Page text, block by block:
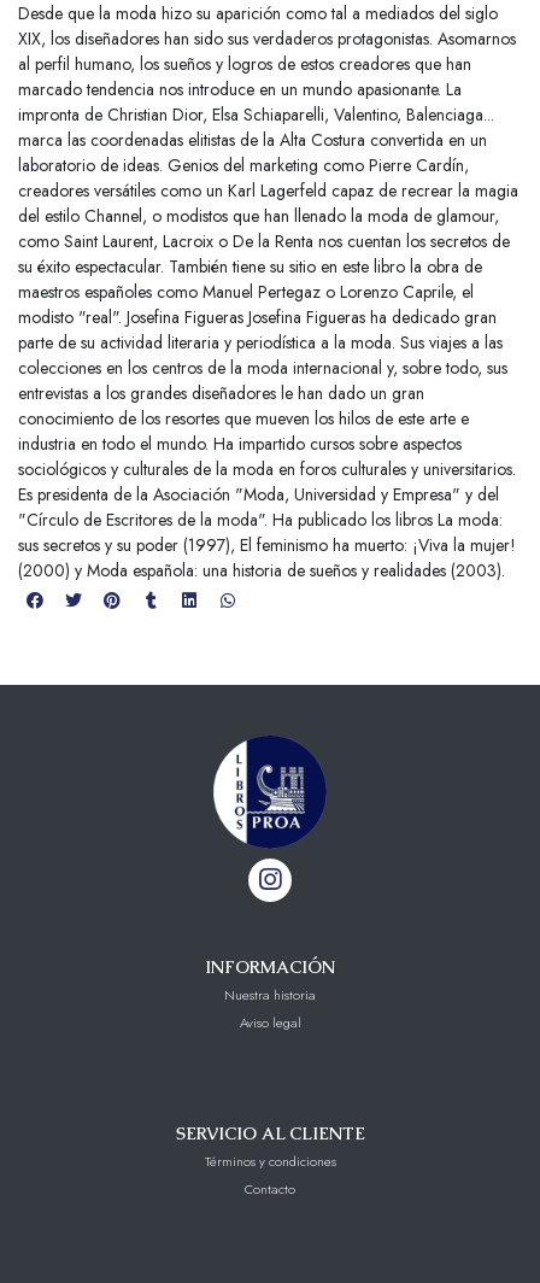
Desde que la moda hizo su aparición como tal a mediados del siglo
XIX, los diseñadores han sido sus verdaderos protagonistas. Asomarnos
al perfil humano, los sueños y logros de estos creadores que han
marcado tendencia nos introduce en un mundo apasionante. La
impronta de Christian Dior, Elsa Schiaparelli, Valentino, Balenciaga...
marca las coordenadas elitistas de la Alta Costura convertida en un
laboratorio de ideas. Genios del marketing como Pierre Cardín,
creadores versátiles como un Karl Lagerfeld capaz de recrear la magia
del estilo Channel, o modistos que han llenado la moda de glamour,
como Saint Laurent, Lacroix o De la Renta nos cuentan los secretos de
su éxito espectacular. También tiene su sitio en este libro la obra de
maestros españoles como Manuel Pertegaz o Lorenzo Caprile, el
modisto "real". Josefina Figueras Josefina Figueras ha dedicado gran
parte de su actividad literaria y periodística a la moda. Sus viajes a las
colecciones en los centros de la moda internacional y, sobre todo, sus
entrevistas a los grandes diseñadores le han dado un gran
conocimiento de los resortes que mueven los hilos de este arte e
industria en todo el mundo. Ha impartido cursos sobre aspectos
sociológicos y culturales de la moda en foros culturales y universitarios.
Es presidenta de la Asociación "Moda, Universidad y Empresa" y del
"Círculo de Escritores de la moda". Ha publicado los libros La moda:
sus secretos y su poder (1997), El feminismo ha muerto: ¡Viva la mujer!
(2000) y Moda española: una historia de sueños y realidades (2003).
INFORMACIÓN
Nuestra historia
Aviso legal
SERVICIO AL CLIENTE
Términos y condiciones
Contacto